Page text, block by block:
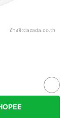
อ้างอิง:lazada.co.th